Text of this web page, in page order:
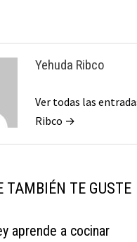
Yehuda Ribco
Ver todas las
Ribco →
TAMBIÉN TE GUSTE
aprende a cocinar